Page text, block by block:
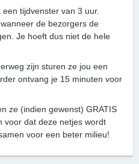
tijdvenster van 3 uur.
de bezorgers de
Je hoeft dus niet de hele
zijn sturen ze jou een
ontvang je 15 minuten voor
ze (indien gewenst) GRATIS
voor dat deze netjes wordt
voor een beter milieu!